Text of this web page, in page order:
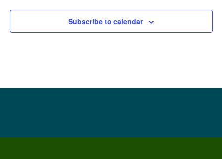
Subscribe to calendar